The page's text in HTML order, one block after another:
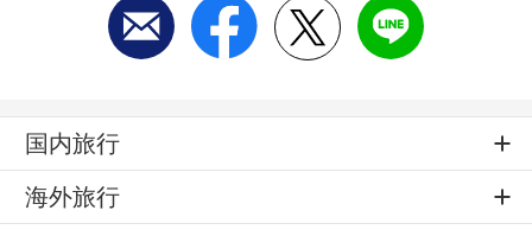
国内旅行
海外旅行